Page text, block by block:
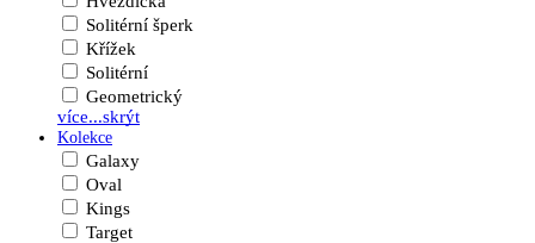
Solitérní šperk
Křížek
Solitérní
Geometrický
více...skrýt
Kolekce
Galaxy
Oval
Kings
Target